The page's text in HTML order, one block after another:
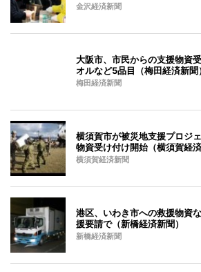
金沢経済新聞
大阪市、市民からの支援物資
オルなど5品目（梅田経済新聞）
梅田経済新聞
横須賀市が被災地支援プロジ
物資受け付け開始（横須賀経済
横須賀経済新聞
港区、いわき市への救援物資
援要請で（新橋経済新聞）
新橋経済新聞